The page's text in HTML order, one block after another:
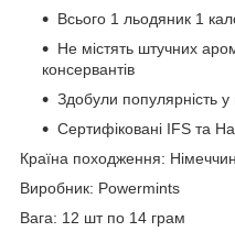
Всього 1 льодяник 1
Не містять штучних
консервантів
Здобули популярність
Сертифіковані IFS та
Країна походження:
Виробник: Powermints
Вага: 12 шт по 14 грам